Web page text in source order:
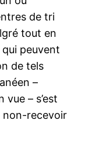
de tri
tout en
peuvent
de tels
–
– s’est
non-recevoir